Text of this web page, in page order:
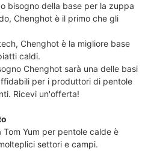
bisogno della base per la zuppa
Chenghot è il primo che gli
Chenghot è la migliore base
caldi.
Chenghot sarà una delle basi
per i produttori di pentole
Ricevi un'offerta!
Yum per pentole calde è
settori e campi.